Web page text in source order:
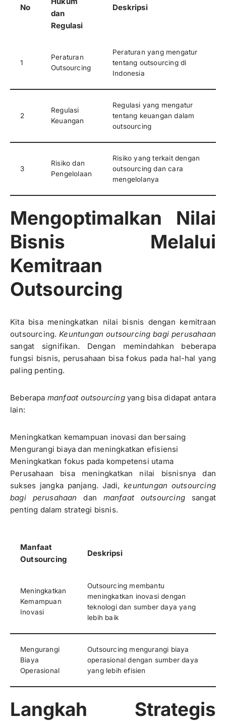
No
dan
Regulasi
Deskripsi
1
Peraturan
Outsourcing
Peraturan yang mengatur
tentang outsourcing di
Indonesia
2
Regulasi
Keuangan
Regulasi yang mengatur
tentang keuangan dalam
outsourcing
3
Risiko dan
Pengelolaan
Risiko yang terkait dengan
outsourcing dan cara
mengelolanya
Mengoptimalkan Nilai
Bisnis Melalui
Kemitraan
Outsourcing
Kita bisa meningkatkan nilai bisnis dengan kemitraan
outsourcing.Keuntungan outsourcing bagi perusahaan
sangat signifikan. Dengan memindahkan beberapa
fungsi bisnis, perusahaan bisa fokus pada hal-hal yang
paling penting.
Beberapa manfaat outsourcingyang bisa didapat antara
lain:
Meningkatkan kemampuan inovasi dan bersaing
Mengurangi biaya dan meningkatkan efisiensi
Meningkatkan fokus pada kompetensi utama
Perusahaan bisa meningkatkan nilai bisnisnya dan
sukses jangka panjang. Jadi,keuntungan outsourcing
bagi perusahaan dan manfaat outsourcing sangat
penting dalam strategi bisnis.
Manfaat
Outsourcing
Deskripsi
Meningkatkan
Kemampuan
Inovasi
Outsourcing membantu
meningkatkan inovasi dengan
teknologi dan sumber daya yang
lebih baik
Mengurangi
Biaya
Operasional
Outsourcing mengurangi biaya
operasional dengan sumber daya
yang lebih efisien
Langkah Strategis